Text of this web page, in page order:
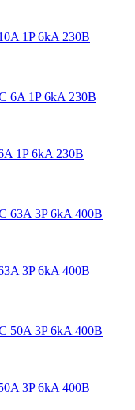
1P 6kA 230В
1P 6kA 230В
3P 6kA 400В
3P 6kA 400В